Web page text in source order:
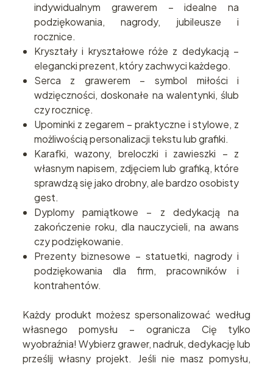
indywidualnym grawerem – idealne na
podziękowania, nagrody, jubileusze i
rocznice.
Kryształy i kryształowe róże z dedykacją –
elegancki prezent, który zachwyci każdego.
Serca z grawerem – symbol miłości i
wdzięczności, doskonałe na walentynki, ślub
czy rocznicę.
Upominki z zegarem – praktyczne i stylowe, z
możliwością personalizacji tekstu lub grafiki.
Karafki, wazony, breloczki i zawieszki – z
własnym napisem, zdjęciem lub grafiką, które
sprawdzą się jako drobny, ale bardzo osobisty
gest.
Dyplomy pamiątkowe – z dedykacją na
zakończenie roku, dla nauczycieli, na awans
czy podziękowanie.
Prezenty biznesowe – statuetki, nagrody i
podziękowania dla firm, pracowników i
kontrahentów.
Każdy produkt możesz spersonalizować według
własnego pomysłu – ogranicza Cię tylko
wyobraźnia! Wybierz grawer, nadruk, dedykację lub
prześlij własny projekt. Jeśli nie masz pomysłu,